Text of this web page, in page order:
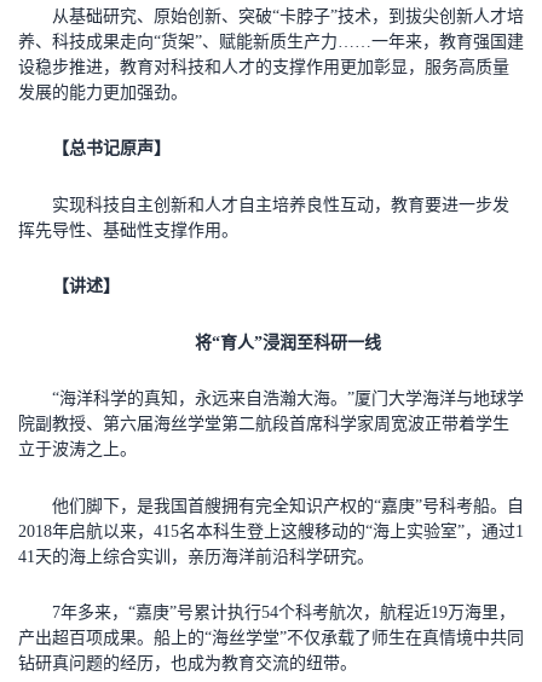
从基础研究、原始创新、突破“卡脖子”技术，到拔尖创新人才培
养、科技成果走向“货架”、赋能新质生产力……一年来，教育强国建
设稳步推进，教育对科技和人才的支撑作用更加彰显，服务高质量
发展的能力更加强劲。
【总书记原声】
实现科技自主创新和人才自主培养良性互动，教育要进一步发
挥先导性、基础性支撑作用。
【讲述】
将“育人”浸润至科研一线
“海洋科学的真知，永远来自浩瀚大海。”厦门大学海洋与地球学
院副教授、第六届海丝学堂第二航段首席科学家周宽波正带着学生
立于波涛之上。
他们脚下，是我国首艘拥有完全知识产权的“嘉庚”号科考船。自
2018年启航以来，415名本科生登上这艘移动的“海上实验室”，通过1
41天的海上综合实训，亲历海洋前沿科学研究。
7年多来，“嘉庚”号累计执行54个科考航次，航程近19万海里，
产出超百项成果。船上的“海丝学堂”不仅承载了师生在真情境中共同
钻研真问题的经历，也成为教育交流的纽带。